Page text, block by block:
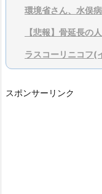
【悲報】骨延長の
スポンサーリンク